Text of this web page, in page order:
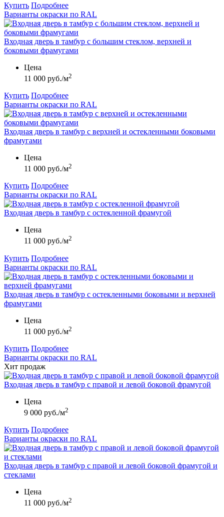
Купить Подробнее
Варианты окраски по RAL
Входная дверь в тамбур с большим стеклом, верхней и
боковыми фрамугами
Цена
11 000 руб./м2
Купить Подробнее
Варианты окраски по RAL
Входная дверь в тамбур с верхней и остекленными боковыми
фрамугами
Цена
11 000 руб./м2
Купить Подробнее
Варианты окраски по RAL
Входная дверь в тамбур с остекленной фрамугой
Цена
11 000 руб./м2
Купить Подробнее
Варианты окраски по RAL
Входная дверь в тамбур с остекленными боковыми и верхней
фрамугами
Цена
11 000 руб./м2
Купить Подробнее
Варианты окраски по RAL
Хит продаж
Входная дверь в тамбур с правой и левой боковой фрамугой
Цена
9 000 руб./м2
Купить Подробнее
Варианты окраски по RAL
Входная дверь в тамбур с правой и левой боковой фрамугой и
стеклами
Цена
11 000 руб./м2